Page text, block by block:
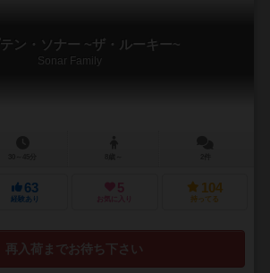
ン・ソナー ~ザ・ルーキー~
Sonar Family
63
経験あり
5
お気に入り
104
持ってる
再入荷までお待ち下さい